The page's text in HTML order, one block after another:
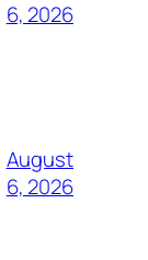
6, 2026
August
6, 2026